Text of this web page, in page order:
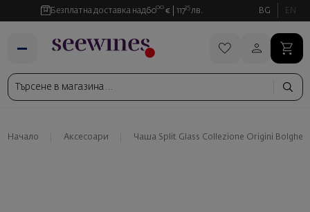
Безплатна доставка над6000 € 11735 лв. BG EN
Начало Аксесоари Чаша Split Glass Collezione Origini Bolgheri